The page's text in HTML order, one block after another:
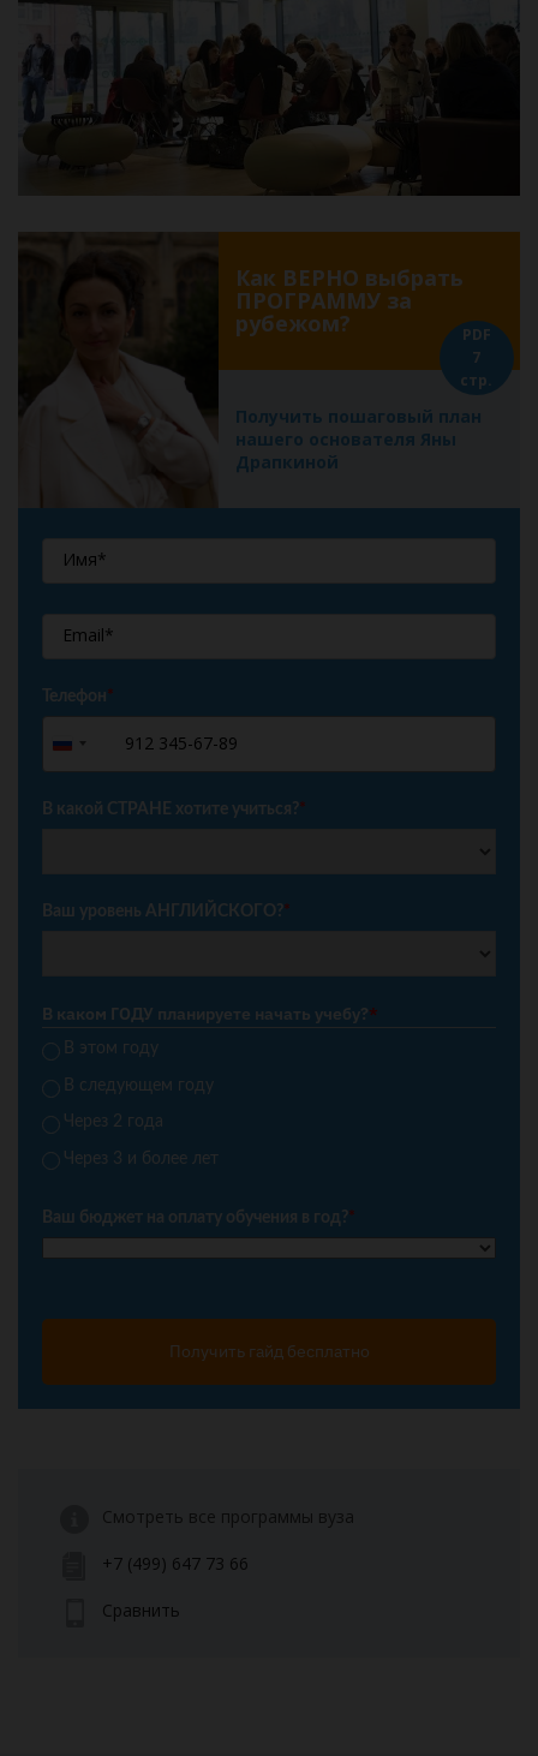
Как ВЕРНО выбрать
ПРОГРАММУ за
рубежом?
Получить пошаговый план
нашего основателя Яны
Драпкиной
PDF
7
стр.
Телефон*
Russia
+7
В какой СТРАНЕ хотите учиться?*
Ваш уровень АНГЛИЙСКОГО?*
В каком ГОДУ планируете начать учебу?*
В этом году
В следующем году
Через 2 года
Через 3 и более лет
Ваш бюджет на оплату обучения в год?*
Получить гайд бесплатно
Смотреть все программы вуза
+7 (499) 647 73 66
Сравнить